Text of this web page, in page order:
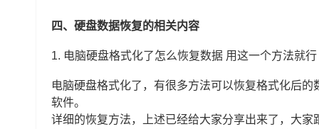
四、硬盘数据恢复的相关内容
1. 电脑硬盘格式化了怎么恢复数据 用这一个方法就行
电脑硬盘格式化了，有很多方法可以恢复格式化后
软件。
详细的恢复方法，上述已经给大家分享出来了，大家